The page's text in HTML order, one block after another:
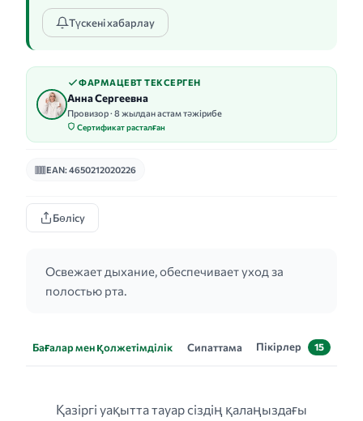
Түскені хабарлау
ФАРМАЦЕВТ ТЕКСЕРГЕН
Анна Сергеевна
Провизор · 8 жылдан астам тәжірибе
Сертификат расталған
EAN: 4650212020226
Бөлісу
Освежает дыхание, обеспечивает уход за
полостью рта.
Бағалар мен қолжетімділік Сипаттама Пікірлер 15
Қазіргі уақытта тауар сіздің қалаңыздағы